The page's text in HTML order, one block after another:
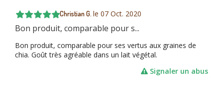
Christian G. le 07 Oct. 2020
Bon produit, comparable pour s...
Bon produit, comparable pour ses vertus aux graines de
chia. Goût très agréable dans un lait végétal.
Signaler un abus